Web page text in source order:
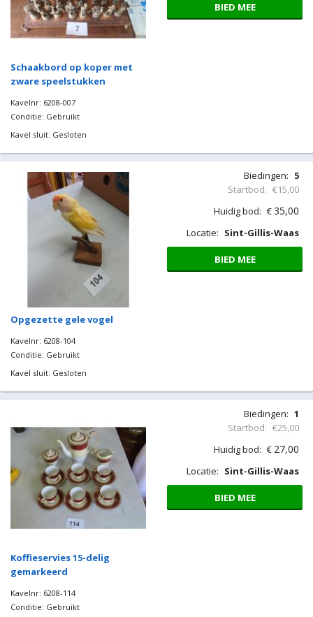
Schaakbord op koper met
zware speelstukken
Kavelnr: 6208-007
Conditie: Gebruikt
Kavel sluit: Gesloten
BIED MEE
Opgezette gele vogel
Kavelnr: 6208-104
Conditie: Gebruikt
Kavel sluit: Gesloten
Biedingen: 5
Startbod: €15,00
Huidig bod: €35,00
Locatie: Sint-Gillis-Waas
BIED MEE
Koffieservies 15-delig
gemarkeerd
Kavelnr: 6208-114
Conditie: Gebruikt
Biedingen: 1
Startbod: €25,00
Huidig bod: € 27,00
Locatie: Sint-Gillis-Waas
BIED MEE